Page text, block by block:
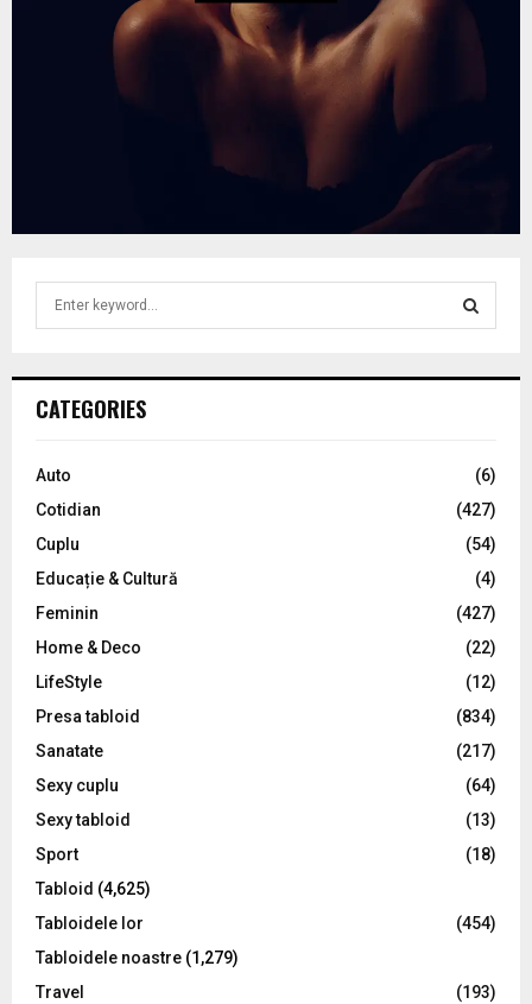
h
o
:
C
CATEGORIES
Auto
(6)
Cotidian
(427)
Cuplu
(54)
Educație & Cultură
(4)
Feminin
(427)
Home & Deco
(22)
LifeStyle
(12)
Presa tabloid
(834)
Sanatate
(217)
Sexy cuplu
(64)
Sexy tabloid
(13)
Sport
(18)
Tabloid (4,625)
Tabloidele lor
(454)
Tabloidele noastre (1,279)
Travel
(193)